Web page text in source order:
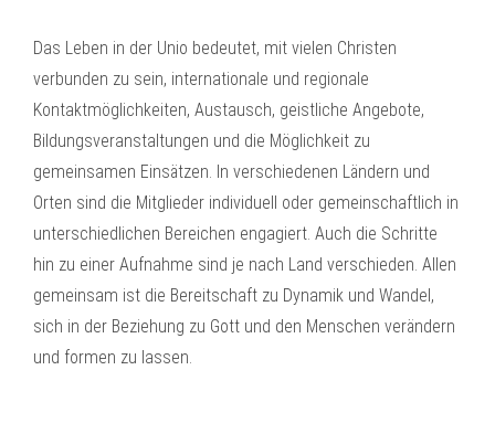
Das Leben in der Unio bedeutet, mit vielen Christen
verbunden zu sein, internationale und regionale
Kontaktmöglichkeiten, Austausch, geistliche Angebote,
Bildungsveranstaltungen und die Möglichkeit zu
gemeinsamen Einsätzen. In verschiedenen Ländern und
Orten sind die Mitglieder individuell oder gemeinschaftlich in
unterschiedlichen Bereichen engagiert. Auch die Schritte
hin zu einer Aufnahme sind je nach Land verschieden. Allen
gemeinsam ist die Bereitschaft zu Dynamik und Wandel,
sich in der Beziehung zu Gott und den Menschen verändern
und formen zu lassen.